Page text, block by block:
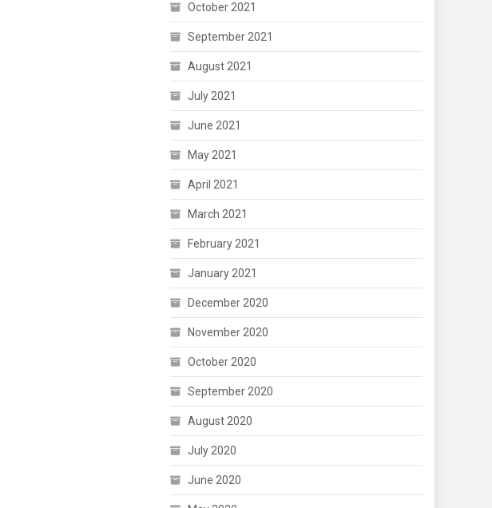
October 2021
September 2021
August 2021
July 2021
June 2021
May 2021
April 2021
March 2021
February 2021
January 2021
December 2020
November 2020
October 2020
September 2020
August 2020
July 2020
June 2020